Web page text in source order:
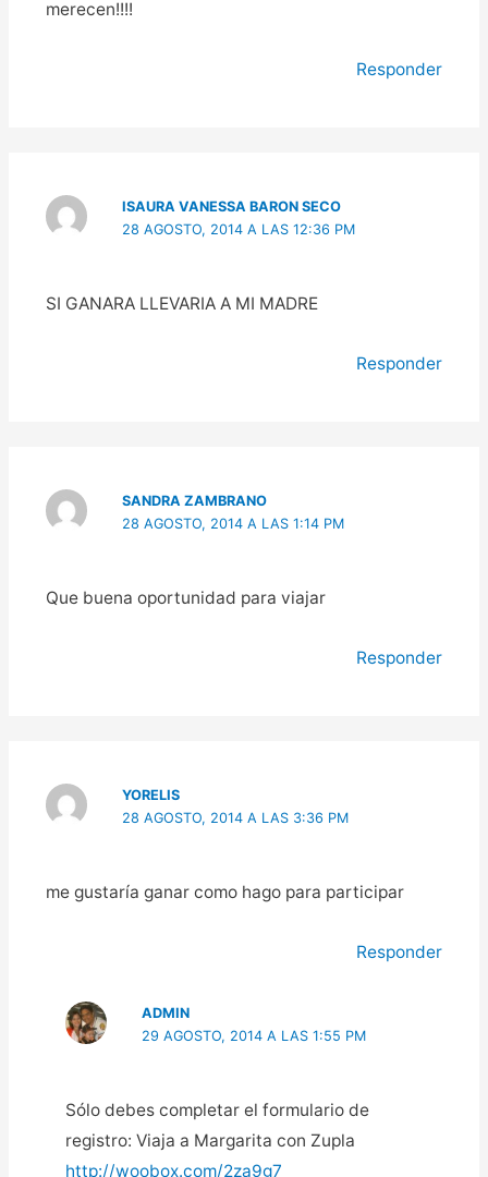
merecen!!!!
Responder
ISAURA VANESSA BARON SECO
28 AGOSTO, 2014 A LAS 12:36 PM
SI GANARA LLEVARIA A MI MADRE
Responder
SANDRA ZAMBRANO
28 AGOSTO, 2014 A LAS 1:14 PM
Que buena oportunidad para viajar
Responder
YORELIS
28 AGOSTO, 2014 A LAS 3:36 PM
me gustaría ganar como hago para participar
Responder
ADMIN
29 AGOSTO, 2014 A LAS 1:55 PM
Sólo debes completar el formulario de
registro: Viaja a Margarita con Zupla
http://woobox.com/2za9g7